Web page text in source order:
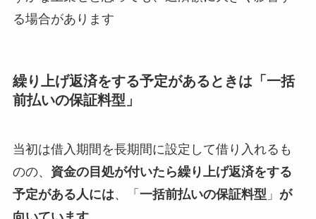
る場合があります
繰り上げ返済をする予定があるときは「一括
前払いの保証料型」
当初は借入期間を長期間に設定して借り入れるも
のの、 資金の目処が付いたら繰り上げ返済をする
予定がある人には、 「 一括前払いの保証料型 」 が